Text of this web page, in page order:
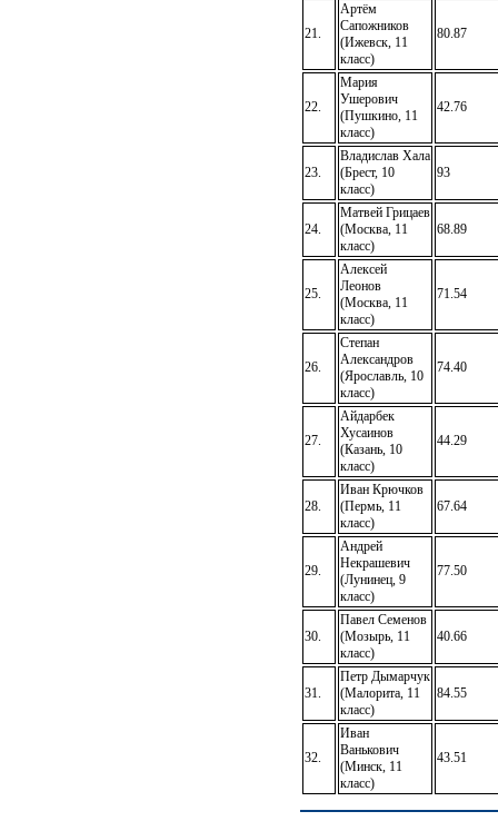
21.
Артём
Сапожников
(Ижевск, 11
класс)
80.87
22.
Мария
Ушерович
(Пушкино, 11
класс)
42.76
23.
Владислав Хала
(Брест, 10
класс)
93
24.
Матвей Грицаев
(Москва, 11
класс)
68.89
25.
Алексей
Леонов
(Москва, 11
класс)
71.54
26.
Степан
Александров
(Ярославль, 10
класс)
74.40
27.
Айдарбек
Хусаинов
(Казань, 10
класс)
44.29
28.
Иван Крючков
(Пермь, 11
класс)
67.64
29.
Андрей
Некрашевич
(Лунинец, 9
класс)
77.50
30.
Павел Семенов
(Мозырь, 11
класс)
40.66
31.
Петр Дымарчук
(Малорита, 11
класс)
84.55
32.
Иван
Ванькович
(Минск, 11
класс)
43.51